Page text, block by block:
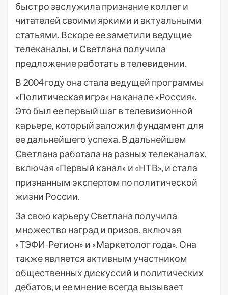
быстро заслужила признание коллег и
читателей своими яркими и актуальными
статьями. Вскоре ее заметили ведущие
телеканалы, и Светлана получила
предложение работать в телевидении.
В 2004 году она стала ведущей программы
«Политическая игра» на канале «Россия».
Это был ее первый шаг в телевизионной
карьере, который заложил фундамент для
ее дальнейшего успеха. В дальнейшем
Светлана работала на разных телеканалах,
включая «Первый канал» и «НТВ», и стала
признанным экспертом по политической
жизни России.
За свою карьеру Светлана получила
множество наград и призов, включая
«ТЭФИ-Регион» и «Маркетолог года». Она
также является активным участником
общественных дискуссий и политических
дебатов, и ее мнение всегда вызывает